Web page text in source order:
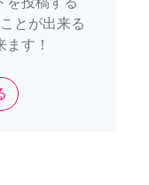
とが出来る
す！